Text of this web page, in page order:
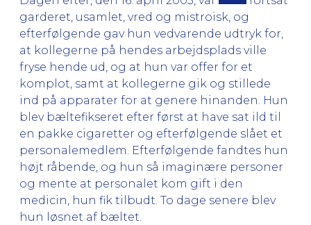
garderet, usamlet, vred og mistroisk, og
efterfølgende gav hun vedvarende udtryk for,
at kollegerne på hendes arbejdsplads ville
fryse hende ud, og at hun var offer for et
komplot, samt at kollegerne gik og stillede
ind på apparater for at genere hinanden. Hun
blev bæltefikseret efter først at have sat ild til
en pakke cigaretter og efterfølgende slået et
personalemedlem. Efterfølgende fandtes hun
højt råbende, og hun så imaginære personer
og mente at personalet kom gift i den
medicin, hun fik tilbudt. To dage senere blev
hun løsnet af bæltet.